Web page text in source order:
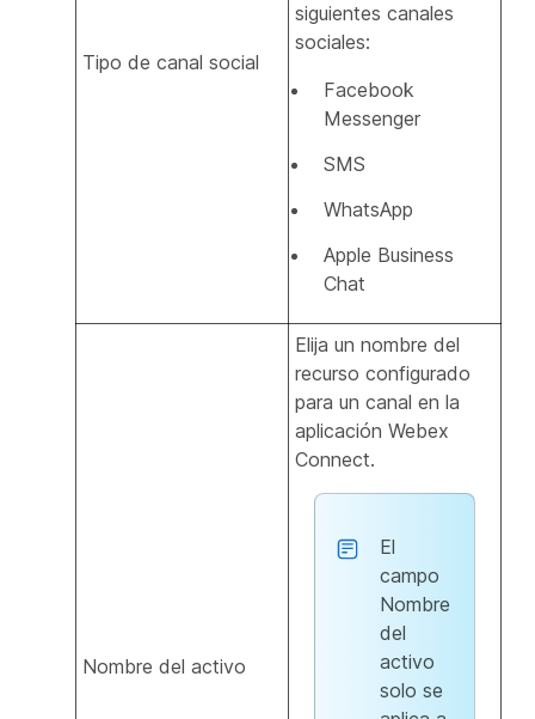
Tipo de canal social
siguientes canales
sociales:
Facebook
Messenger
SMS
WhatsApp
Apple Business
Chat
Nombre del activo
Elija un nombre del
recurso configurado
para un canal en la
aplicación Webex
Connect.
El
campo
Nombre
del
activo
solo se